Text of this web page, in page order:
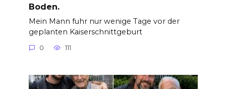
Boden.
Mein Mann fuhr nur wenige Tage vor der
geplanten Kaiserschnittgeburt
0 111